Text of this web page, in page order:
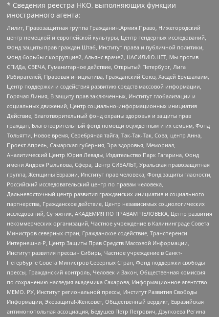
* Сведения реестра НКО, выполняющих функции
иностранного агента:
Лилит, Правозащитная группа Гражданин.Армия.Право, Нижегородский
центр немецкой и европейской культуры, Центр гендерных исследований,
Фонд защиты прав граждан Штаб, Институт права и публичной политики,
Фонд борьбы с коррупцией, Альянс врачей, НАСИЛИЮ.НЕТ, Мы против
СПИДа, СВЕЧА, Гуманитарное действие, Открытый Петербург, Лига
Избирателей, Правовая инициатива, Гражданский Союз, Хасдей Ерушалаим,
Центр поддержки и содействия развитию средств массовой информации,
Горячая Линия, В защиту прав заключенных, Институт глобализации и
социальных движений, Центр социально-информационных инициатив
Действие, Благотворительный фонд охраны здоровья и защиты прав
граждан, Благотворительный фонд помощи осужденным и их семьям, Фонд
Тольятти, Новое время, Серебряная тайга, Так-Так-Так, Сова, центр Анна,
Проект Апрель, Самарская губерния, Эра здоровья, Мемориал,
Аналитический Центр Юрия Левады, Издательство Парк Гагарина, Фонд
имени Андрея Рылькова, Сфера, Центр СИБАЛЬТ, Уральская правозащитная
группа, Женщины Евразии, Институт прав человека, Фонд защиты гласности,
Российский исследовательский центр по правам человека,
Дальневосточный центр развития гражданских инициатив и социального
партнерства, Гражданское действие, Центр независимых социологических
исследований, Сутяжник, АКАДЕМИЯ ПО ПРАВАМ ЧЕЛОВЕКА, Центр развития
некоммерческих организаций, Частное учреждение в Калининграде Совета
Министров северных стран, Гражданское содействие, Трансперенси
Интернешнл-Р, Центр Защиты Прав Средств Массовой Информации,
Институт развития прессы - Сибирь, Частное учреждение в Санкт-
Петербурге Совета Министров Северных Стран, Фонд поддержки свободы
прессы, Гражданский контроль, Человек и Закон, Общественная комиссия
по сохранению наследия академика Сахарова, Информационное агентство
МЕМО. РУ, Институт региональной прессы, Институт Развития Свободы
Информации, Экозащита!-Женсовет, Общественный вердикт, Евразийская
антимонопольная ассоциация, Бедушев Петр Петрович, Дзугкоева Регина